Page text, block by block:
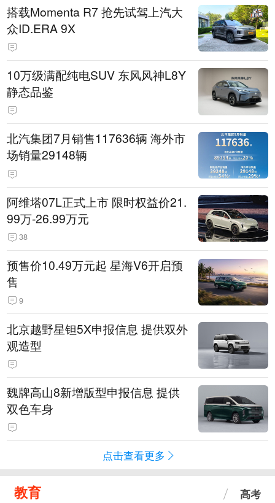
搭载Momenta R7 抢先试驾上汽大
众ID.ERA 9X
10万级满配纯电SUV 东风风神L8Y
静态品鉴
北汽集团7月销售117636辆 海外市
场销量29148辆
阿维塔07L正式上市 限时权益价21.
99万-26.99万元
38
预售价10.49万元起 星海V6开启预
售
9
北京越野星钽5X申报信息 提供双外
观造型
魏牌高山8新增版型申报信息 提供
双色车身
点击查看更多
教育 高考